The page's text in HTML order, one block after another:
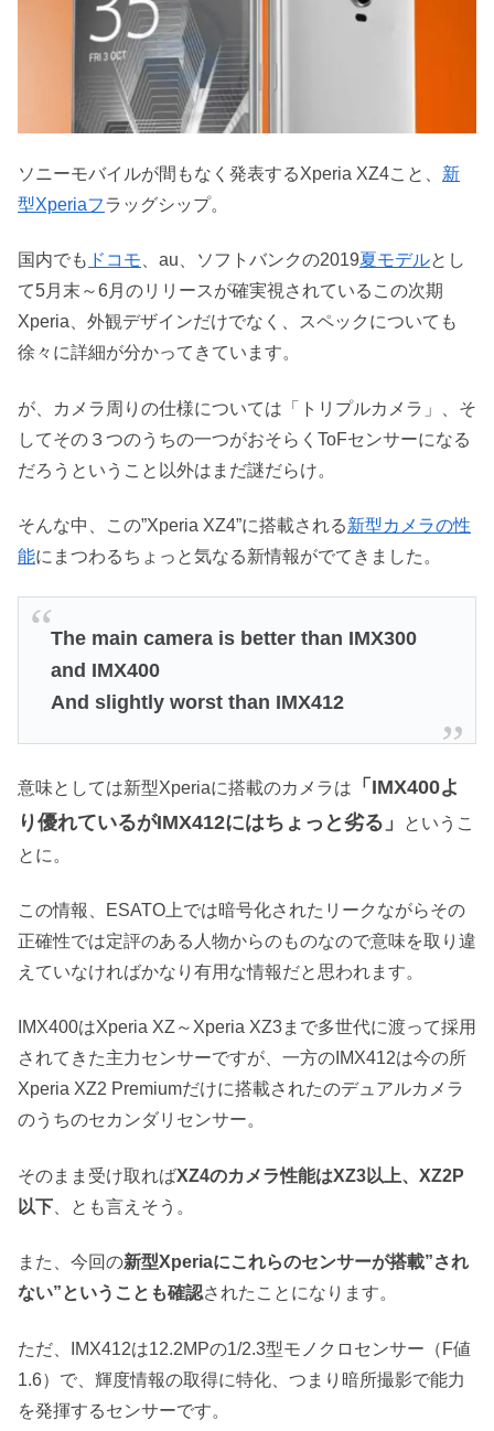
ソニーモバイルが間もなく発表するXperia XZ4こと、 新
型Xperiaフラッグシップ。
国内でも ドコモ 、au、ソフトバンクの2019夏モデルとし
て5月末～6月のリリースが確実視されているこの次期
Xperia、外観デザインだけでなく、スペックについても
徐々に詳細が分かってきています。
が、カメラ周りの仕様については「トリプルカメラ」、そ
してその３つのうちの一つがおそらくToFセンサーになる
だろうということ以外はまだ謎だらけ。
そんな中、この”Xperia XZ4”に搭載される新型カメラの性
能にまつわるちょっと気なる新情報がでてきました。
The main camera is better than IMX300
and IMX400
And slightly worst than IMX412
意味としては新型Xperiaに搭載のカメラは
「IMX400よ
り優れているがIMX412にはちょっと劣る」
というこ
とに。
この情報、ESATO上では暗号化されたリークながらその
正確性では定評のある人物からのものなので意味を取り違
えていなければかなり有用な情報だと思われます。
IMX400はXperia XZ～Xperia XZ3まで多世代に渡って採用
されてきた主力センサーですが、一方のIMX412は今の所
Xperia XZ2 Premiumだけに搭載されたのデュアルカメラ
のうちのセカンダリセンサー。
そのまま受け取ればXZ4のカメラ性能はXZ3以上、XZ2P
以下 、とも言えそう。
また、今回の新型Xperiaにこれらのセンサーが搭載”され
ない”ということも確認されたことになります。
ただ、IMX412は12.2MPの1/2.3型モノクロセンサー（F値
1.6）で、輝度情報の取得に特化、つまり暗所撮影で能力
を発揮するセンサーです。